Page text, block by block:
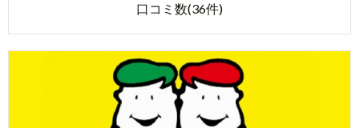
口コミ数(36件)